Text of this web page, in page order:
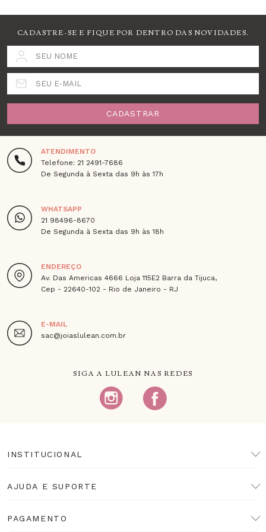
CADASTRE-SE E FIQUE POR DENTRO DAS NOVIDADES.
SEU NOME
SEU E-MAIL
CADASTRAR
ATENDIMENTO
Telefone: 21 2491-7686
De Segunda à Sexta das 9h às 17h
WHATSAPP
21 98496-8670
De Segunda à Sexta das 9h às 18h
ENDEREÇO
Av. Das Americas 4666 Loja 115E2 Barra da Tijuca,
Cep - 22640-102 - Rio de Janeiro - RJ
E-MAIL
sac@joiaslulean.com.br
SIGA A LULEAN NAS REDES
INSTITUCIONAL
AJUDA E SUPORTE
PAGAMENTO